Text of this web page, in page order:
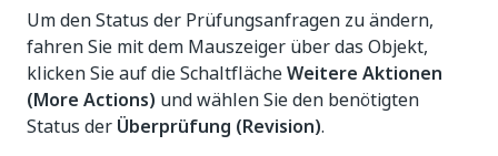
Um den Status der Prüfungsanfragen zu ändern,
fahren Sie mit dem Mauszeiger über das Objekt,
klicken Sie auf die SchaltflächeWeitere Aktionen
(More Actions) und wählen Sie den benötigten
Status der Überprüfung (Revision).